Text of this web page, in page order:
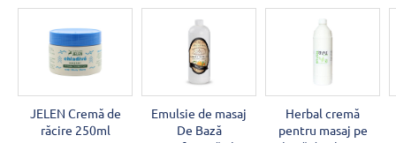
JELEN Cremă de
răcire 250ml
Emulsie de masaj
De Bază
Herbal cremă
pentru masaj pe